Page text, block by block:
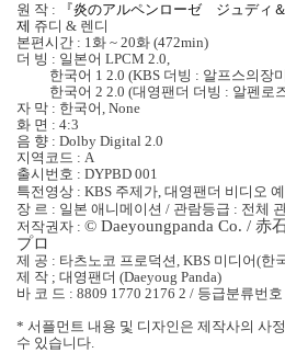
원 작 : 『炎のアルペンロ ーゼ ジュディ＆
제 쥬디 & 렌디
본편시간 : 1화 ~ 20화 (472min)
더 빙 : 일본어 LPCM 2.0,
한국어 1 2.0 (KBS 더빙 : 알프스의장미
한국어 2 2.0 (대영팬더 더빙 : 알펜로
자 막 : 한국어, None
화 면 : 4:3
음 향 : Dolby Digital 2.0
지역코드 : A
출시번호 : DYPBD 001
특전영상 : KBS 주제가, 대영팬더 비디오
장 르 : 일본 애니메이션 / 관람등급 : 전체
저작권자 : © Daeyoungpanda Co. / 赤
プロ
제 공 : 타츠노코 프로덕션, KBS 미디어(한
제 작 ; 대영팬더 (Daeyoug Panda)
바 코 드 : 8809 1770 2176 2 / 등급분류번호
* 서플먼트 내용 및 디자인은 제작사의 사
수 있습니다.